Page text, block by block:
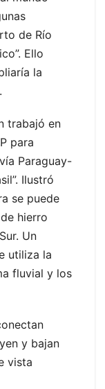
de Río
Ello
la
trabajó en
para
Paraguay-
Ilustró
se puede
hierro
Un
utiliza la
fluvial y los
y bajan
vista